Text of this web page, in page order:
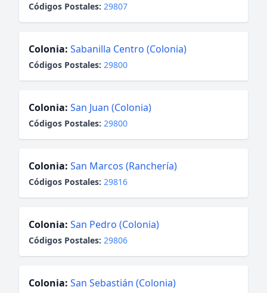
Códigos Postales: 29807
Colonia: Sabanilla Centro (Colonia)
Códigos Postales: 29800
Colonia: San Juan (Colonia)
Códigos Postales: 29800
Colonia: San Marcos (Ranchería)
Códigos Postales: 29816
Colonia: San Pedro (Colonia)
Códigos Postales: 29806
Colonia: San Sebastián (Colonia)